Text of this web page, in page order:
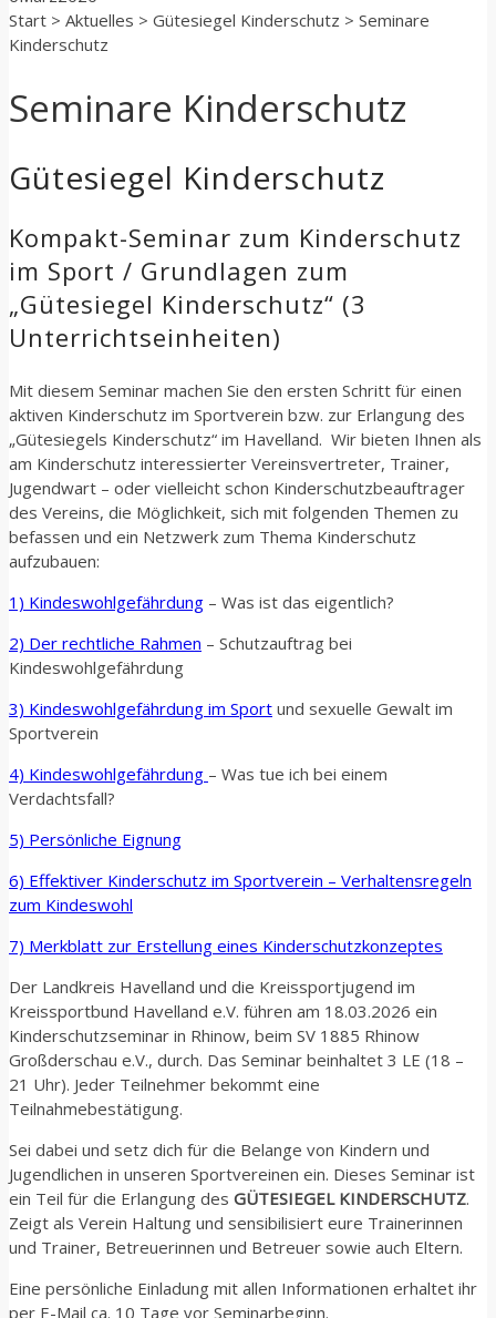
Start > Aktuelles > Gütesiegel Kinderschutz > Seminare
Kinderschutz
Seminare Kinderschutz
Gütesiegel Kinderschutz
Kompakt-Seminar zum Kinderschutz
im Sport / Grundlagen zum
„Gütesiegel Kinderschutz“ (3
Unterrichtseinheiten)
Mit diesem Seminar machen Sie den ersten Schritt für einen
aktiven Kinderschutz im Sportverein bzw. zur Erlangung des
„Gütesiegels Kinderschutz“ im Havelland. Wir bieten Ihnen als
am Kinderschutz interessierter Vereinsvertreter, Trainer,
Jugendwart – oder vielleicht schon Kinderschutzbeauftrager
des Vereins, die Möglichkeit, sich mit folgenden Themen zu
befassen und ein Netzwerk zum Thema Kinderschutz
aufzubauen:
1) Kindeswohlgefährdung – Was ist das eigentlich?
2) Der rechtliche Rahmen – Schutzauftrag bei
Kindeswohlgefährdung
3) Kindeswohlgefährdung im Sport und sexuelle Gewalt im
Sportverein
4) Kindeswohlgefährdung – Was tue ich bei einem
Verdachtsfall?
5) Persönliche Eignung
6) Effektiver Kinderschutz im Sportverein – Verhaltensregeln
zum Kindeswohl
7) Merkblatt zur Erstellung eines Kinderschutzkonzeptes
Der Landkreis Havelland und die Kreissportjugend im
Kreissportbund Havelland e.V. führen am 18.03.2026 ein
Kinderschutzseminar in Rhinow, beim SV 1885 Rhinow
Großderschau e.V., durch. Das Seminar beinhaltet 3 LE (18 –
21 Uhr). Jeder Teilnehmer bekommt eine
Teilnahmebestätigung.
Sei dabei und setz dich für die Belange von Kindern und
Jugendlichen in unseren Sportvereinen ein. Dieses Seminar ist
ein Teil für die Erlangung des GÜTESIEGEL KINDERSCHUTZ.
Zeigt als Verein Haltung und sensibilisiert eure Trainerinnen
und Trainer, Betreuerinnen und Betreuer sowie auch Eltern.
Eine persönliche Einladung mit allen Informationen erhaltet ihr
per E-Mail ca. 10 Tage vor Seminarbeginn.